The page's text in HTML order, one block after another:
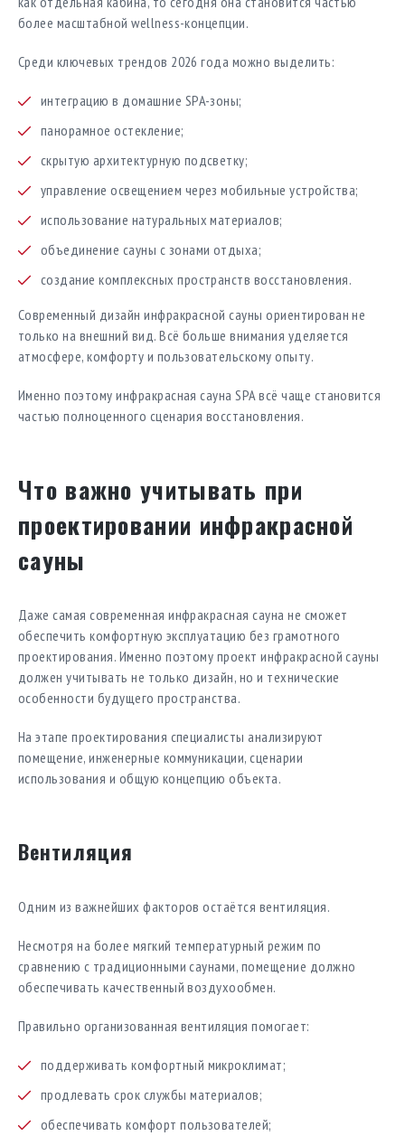
более масштабной wellness-концепции.
Среди ключевых трендов 2026 года можно выделить:
интеграцию в домашние SPA-зоны;
панорамное остекление;
скрытую архитектурную подсветку;
управление освещением через мобильные устройства;
использование натуральных материалов;
объединение сауны с зонами отдыха;
создание комплексных пространств восстановления.
Современный дизайн инфракрасной сауны ориентирован не
только на внешний вид. Всё больше внимания уделяется
атмосфере, комфорту и пользовательскому опыту.
Именно поэтому инфракрасная сауна SPA всё чаще становится
частью полноценного сценария восстановления.
Что важно учитывать при
проектировании инфракрасной
сауны
Даже самая современная инфракрасная сауна не сможет
обеспечить комфортную эксплуатацию без грамотного
проектирования. Именно поэтому проект инфракрасной сауны
должен учитывать не только дизайн, но и технические
особенности будущего пространства.
На этапе проектирования специалисты анализируют
помещение, инженерные коммуникации, сценарии
использования и общую концепцию объекта.
Вентиляция
Одним из важнейших факторов остаётся вентиляция.
Несмотря на более мягкий температурный режим по
сравнению с традиционными саунами, помещение должно
обеспечивать качественный воздухообмен.
Правильно организованная вентиляция помогает:
поддерживать комфортный микроклимат;
продлевать срок службы материалов;
обеспечивать комфорт пользователей;